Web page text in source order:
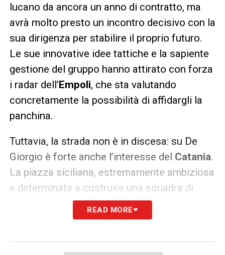
lucano da ancora un anno di contratto, ma
avrà molto presto un incontro decisivo con la
sua dirigenza per stabilire il proprio futuro.
Le sue innovative idee tattiche e la sapiente
gestione del gruppo hanno attirato con forza
i radar dell’Empoli, che sta valutando
concretamente la possibilità di affidargli la
panchina.
Tuttavia, la strada non è in discesa: su De
Giorgio è forte anche l’interesse del Catania.
La piazza siciliana, estremamente ambiziosa
e determinata a costruire una squadra di
vertice per il proprio rilancio definitivo, ha
messo seriamente gli occhi sull’allenatore
e proprio duello di mercato.
READ MORE